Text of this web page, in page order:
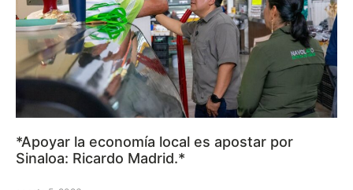
*Apoyar la economía local es apostar por
Sinaloa: Ricardo Madrid.*